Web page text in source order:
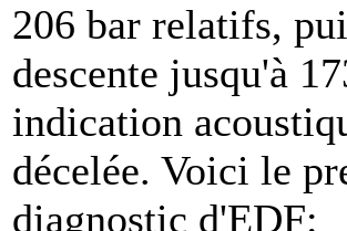
206 bar relatifs,
descente jusqu'à
indication
décelée. Voici le
diagnostic d'EDF: